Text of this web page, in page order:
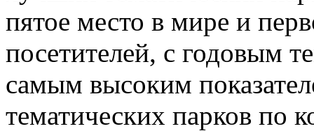
пятое место в мире и
посетителей, с годовым
самым высоким
тематических парков по